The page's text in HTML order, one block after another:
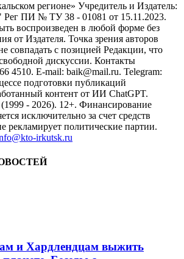
регионе» Учредитель и Издатель:
ПИ № ТУ 38 - 01081 от 15.11.2023.
воспроизведен в любой форме без
от Издателя. Точка зрения авторов
совпадать с позицией Редакции, что
дискуссии. Контакты
4510. E-mail: baik@mail.ru. Telegram:
подготовки публикаций
контент от ИИ ChatGPT.
- 2026). 12+. Финансирование
исключительно за счет средств
рекламирует политические партии.
irkutsk.ru
и Хардлендцам выжить